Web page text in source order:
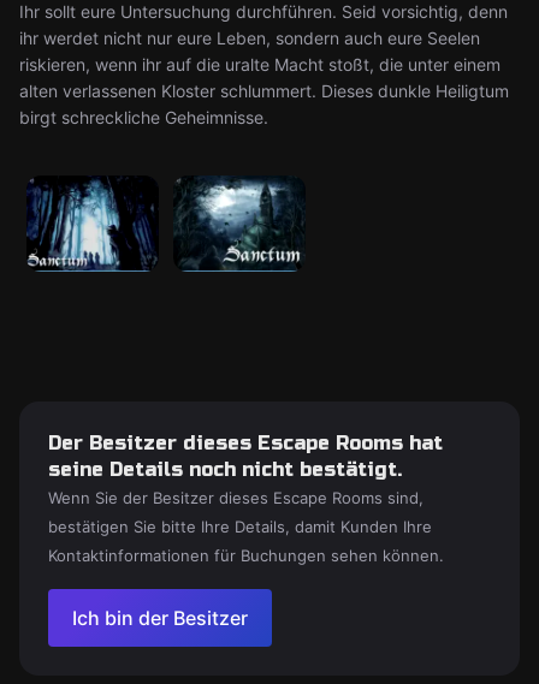
Ihr sollt eure Untersuchung durchführen. Seid vorsichtig, denn
ihr werdet nicht nur eure Leben, sondern auch eure Seelen
riskieren, wenn ihr auf die uralte Macht stoßt, die unter einem
alten verlassenen Kloster schlummert. Dieses dunkle Heiligtum
birgt schreckliche Geheimnisse.
Der Besitzer dieses Escape Rooms hat
seine Details noch nicht bestätigt.
Wenn Sie der Besitzer dieses Escape Rooms sind,
bestätigen Sie bitte Ihre Details, damit Kunden Ihre
Kontaktinformationen für Buchungen sehen können.
Ich bin der Besitzer